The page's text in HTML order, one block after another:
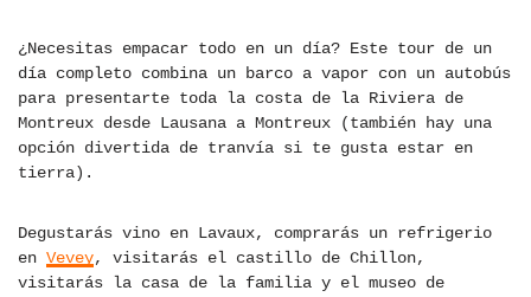
¿Necesitas empacar todo en un día? Este tour de un
día completo combina un barco a vapor con un autobús
para presentarte toda la costa de la Riviera de
Montreux desde Lausana a Montreux (también hay una
opción divertida de tranvía si te gusta estar en
tierra).
Degustarás vino en Lavaux, comprarás un refrigerio
en Vevey, visitarás el castillo de Chillon,
visitarás la casa de la familia y el museo de